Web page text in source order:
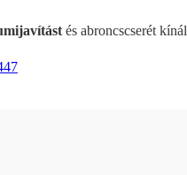
és abroncscserét kínál